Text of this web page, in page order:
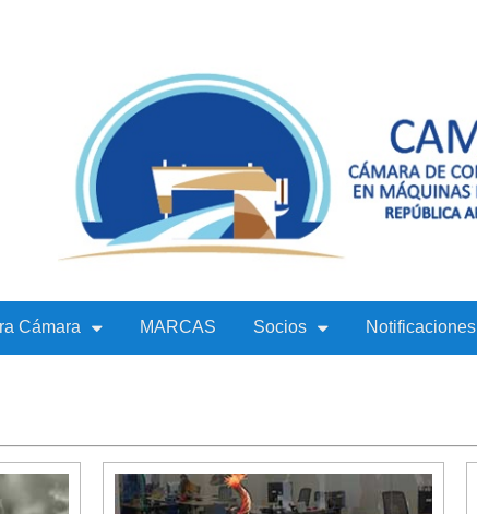
Cámara MARCAS Socios Notificaciones